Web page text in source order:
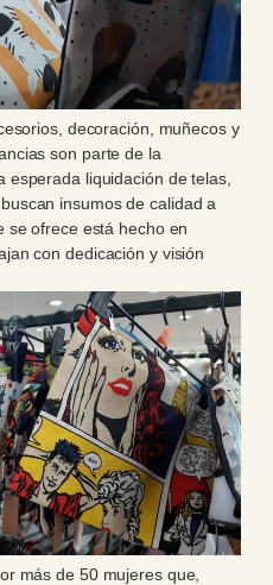
decoración, muñecos y
son parte de la
esperada liquidación de telas,
insumos de calidad a
se ofrece está hecho en
con dedicación y visión
más de 50 mujeres que,